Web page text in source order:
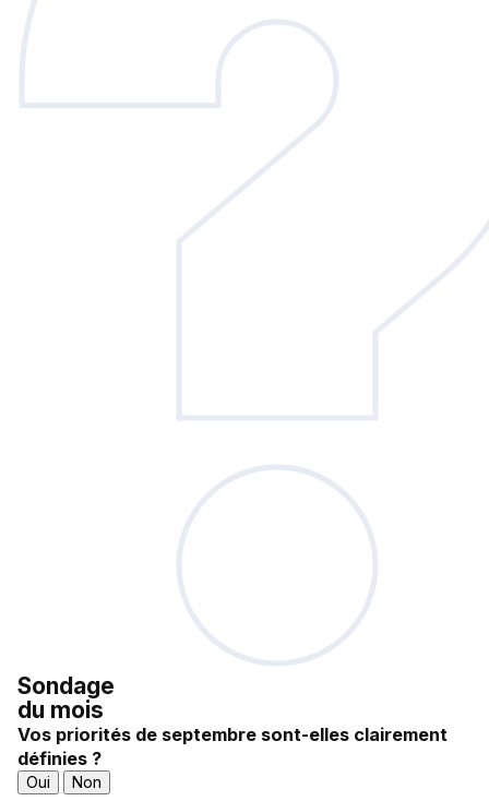
Sondage
du mois
Vos priorités de septembre sont-elles clairement
définies ?
Oui Non